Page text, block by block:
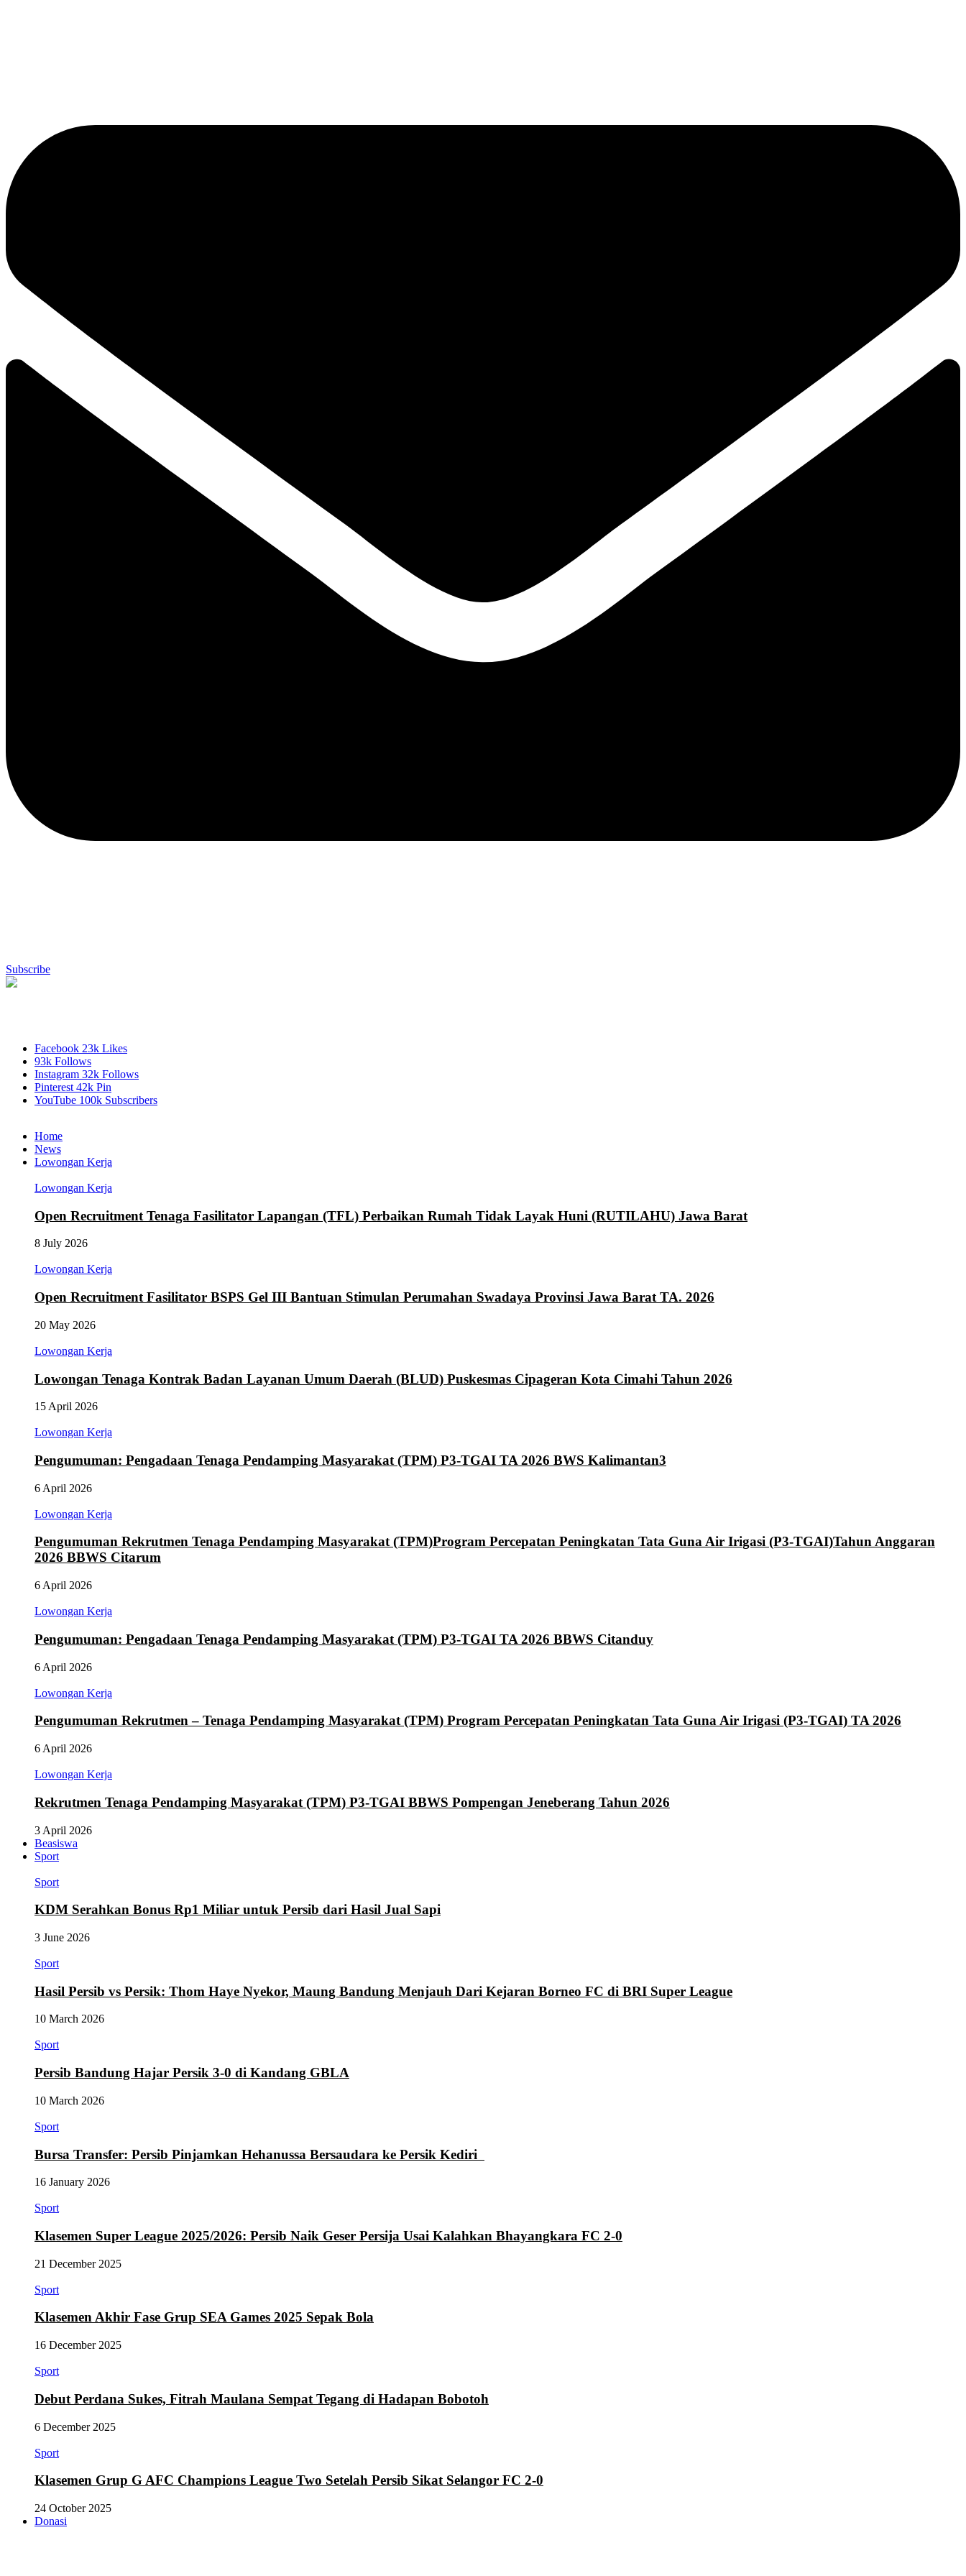
Subscribe
Facebook 23k Likes
93k Follows
Instagram 32k Follows
Pinterest 42k Pin
YouTube 100k Subscribers
Home
News
Lowongan Kerja
Lowongan Kerja
Open Recruitment Tenaga Fasilitator Lapangan (TFL) Perbaikan Rumah Tidak Layak Huni (RUTILAHU) Jawa Barat
8 July 2026
Lowongan Kerja
Open Recruitment Fasilitator BSPS Gel III Bantuan Stimulan Perumahan Swadaya Provinsi Jawa Barat TA. 2026
20 May 2026
Lowongan Kerja
Lowongan Tenaga Kontrak Badan Layanan Umum Daerah (BLUD) Puskesmas Cipageran Kota Cimahi Tahun 2026
15 April 2026
Lowongan Kerja
Pengumuman: Pengadaan Tenaga Pendamping Masyarakat (TPM) P3-TGAI TA 2026 BWS Kalimantan3
6 April 2026
Lowongan Kerja
Pengumuman Rekrutmen Tenaga Pendamping Masyarakat (TPM)Program Percepatan Peningkatan Tata Guna Air Irigasi (P3-TGAI)Tahun Anggaran
2026 BBWS Citarum
6 April 2026
Lowongan Kerja
Pengumuman: Pengadaan Tenaga Pendamping Masyarakat (TPM) P3-TGAI TA 2026 BBWS Citanduy
6 April 2026
Lowongan Kerja
Pengumuman Rekrutmen – Tenaga Pendamping Masyarakat (TPM) Program Percepatan Peningkatan Tata Guna Air Irigasi (P3-TGAI) TA 2026
6 April 2026
Lowongan Kerja
Rekrutmen Tenaga Pendamping Masyarakat (TPM) P3-TGAI BBWS Pompengan Jeneberang Tahun 2026
3 April 2026
Beasiswa
Sport
Sport
KDM Serahkan Bonus Rp1 Miliar untuk Persib dari Hasil Jual Sapi
3 June 2026
Sport
Hasil Persib vs Persik: Thom Haye Nyekor, Maung Bandung Menjauh Dari Kejaran Borneo FC di BRI Super League
10 March 2026
Sport
Persib Bandung Hajar Persik 3-0 di Kandang GBLA
10 March 2026
Sport
Bursa Transfer: Persib Pinjamkan Hehanussa Bersaudara ke Persik Kediri
16 January 2026
Sport
Klasemen Super League 2025/2026: Persib Naik Geser Persija Usai Kalahkan Bhayangkara FC 2-0
21 December 2025
Sport
Klasemen Akhir Fase Grup SEA Games 2025 Sepak Bola
16 December 2025
Sport
Debut Perdana Sukes, Fitrah Maulana Sempat Tegang di Hadapan Bobotoh
6 December 2025
Sport
Klasemen Grup G AFC Champions League Two Setelah Persib Sikat Selangor FC 2-0
24 October 2025
Donasi